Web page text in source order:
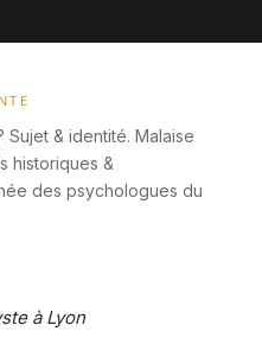
Sujet & identité. Malaise
historiques &
des psychologues du
à Lyon